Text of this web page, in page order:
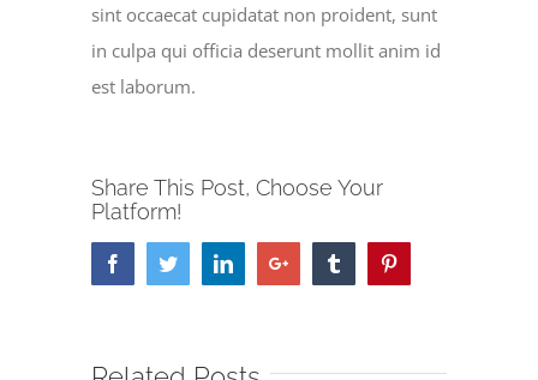
sint occaecat cupidatat non proident, sunt
in culpa qui officia deserunt mollit anim id
est laborum.
Share This Post, Choose Your
Platform!
FacebookTwitterLinkedInGoogle+ Tumblr